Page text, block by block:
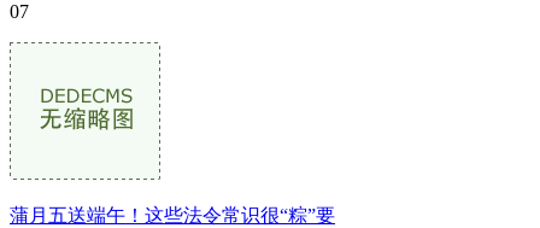
07
蒲月五送端午！这些法令常识很“粽”要